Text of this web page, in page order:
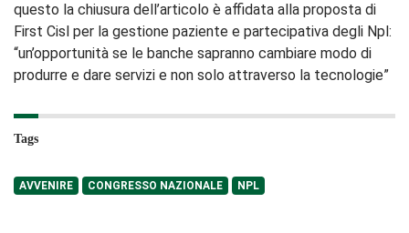
questo la chiusura dell’articolo è affidata alla proposta di
First Cisl per la gestione paziente e partecipativa degli Npl:
“un’opportunità se le banche sapranno cambiare modo di
produrre e dare servizi e non solo attraverso la tecnologie”
Tags
AVVENIRE CONGRESSO NAZIONALE NPL